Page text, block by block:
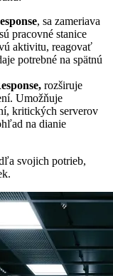
, sa zameriava
pracovné stanice
aktivitu, reagovať
potrebné na spätnú
rozširuje
Umožňuje
kritických serverov
na dianie
svojich potrieb,